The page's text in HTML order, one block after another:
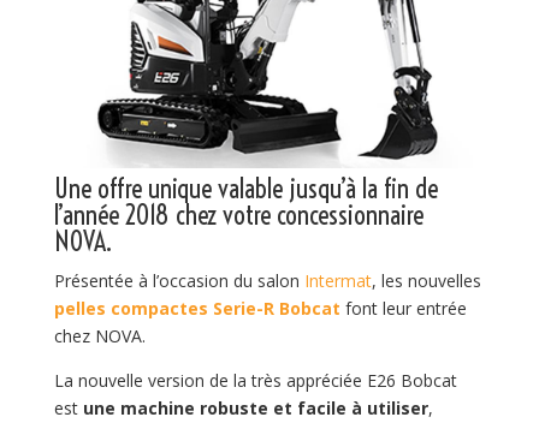
Une offre unique valable jusqu’à la fin de
l’année 2018 chez votre concessionnaire
NOVA.
Présentée à l’occasion du salon Intermat, les nouvelles
pelles compactes Serie-R Bobcat font leur entrée
chez NOVA.
La nouvelle version de la très appréciée E26 Bobcat
est une machine robuste et facile à utiliser,